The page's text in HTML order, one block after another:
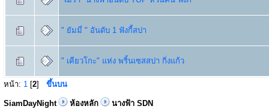
" ยัมมี่ " อันดับ 1 ฟังกี้สปา
" เคียวโกะ" แห่ง พริ้นเซสสปา กิ่งแก้ว
หน้า: 1 [2] ขึ้นบน
SiamDayNight ห้องหลัก นางฟ้า SDN